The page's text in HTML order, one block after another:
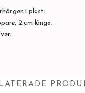
i plast.
2 cm långa.